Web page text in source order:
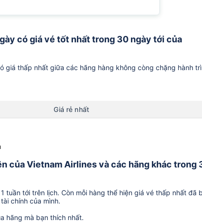
có giá vé tốt nhất trong 30 ngày tới của
giá thấp nhất giữa các hãng hàng không còng chặng hành
Giá rẻ nhất
của Vietnam Airlines và các hãng khác trong
tuần tới trên lịch. Còn mỗi hàng thể hiện giá vé thấp nhất đã
chính của mình.
hãng mà bạn thích nhất.